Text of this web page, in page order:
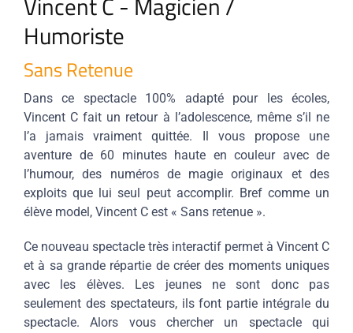
Humoriste
Sans Retenue
Dans ce spectacle 100% adapté pour les écoles,
Vincent C fait un retour à l’adolescence, même s’il ne
l’a jamais vraiment quittée. Il vous propose une
aventure de 60 minutes haute en couleur avec de
l’humour, des numéros de magie originaux et des
exploits que lui seul peut accomplir. Bref comme un
élève model, Vincent C est « Sans retenue ».
Ce nouveau spectacle très interactif permet à Vincent C
et à sa grande répartie de créer des moments uniques
avec les élèves. Les jeunes ne sont donc pas
seulement des spectateurs, ils font partie intégrale du
spectacle. Alors vous chercher un spectacle qui